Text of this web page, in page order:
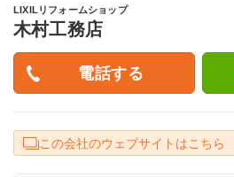
LIXILリフォームショップ
木村工務店
この会社のウェブサイトはこちら